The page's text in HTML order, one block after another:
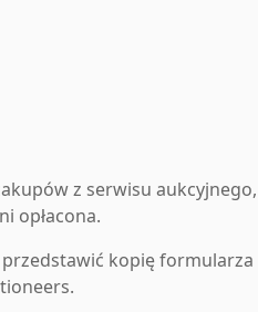
z serwisu aukcyjnego,
opłacona.
kopię formularza